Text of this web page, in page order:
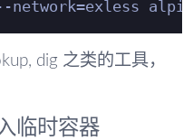
dig 之类的工具，
临时容器